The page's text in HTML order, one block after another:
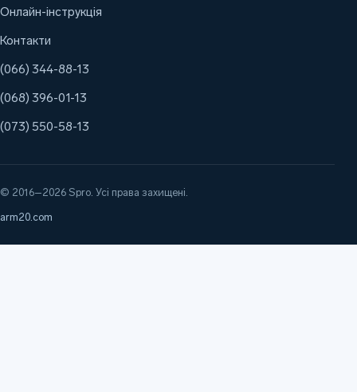
Онлайн-інструкція
Контакти
(066) 344-88-13
(068) 396-01-13
(073) 550-58-13
© 2016–2026 Spro. Усі права захищені.
arm20.com